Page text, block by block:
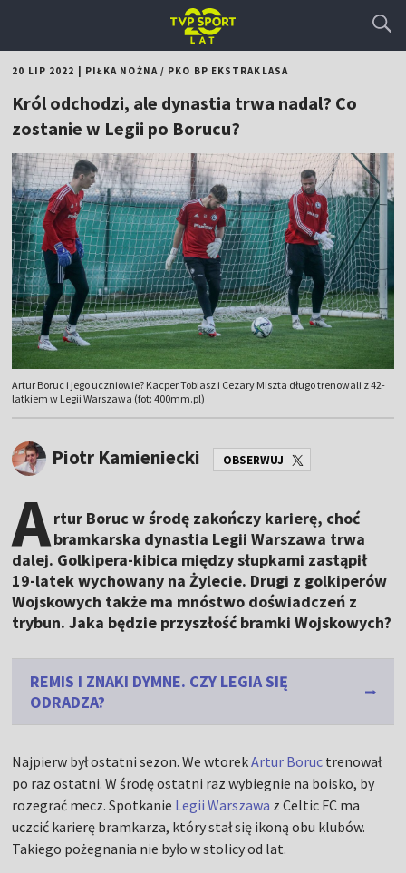
20 LIP 2022 PIŁKA NOŻNA/ PKO BP EKSTRAKLASA
Król odchodzi, ale dynastia trwa nadal? Co
zostanie w Legii po Borucu?
Artur Boruc i jego uczniowie? Kacper Tobiasz i Cezary Miszta długo trenowali z 42-
latkiem w Legii Warszawa (fot: 400mm.pl)
Piotr Kamieniecki OBSERWUJ
Artur Boruc w środę zakończy karierę, choć
bramkarska dynastia Legii Warszawa trwa
dalej. Golkipera-kibica między słupkami zastąpił
19-latek wychowany na Żylecie. Drugi z golkiperów
Wojskowych także ma mnóstwo doświadczeń z
trybun. Jaka będzie przyszłość bramki Wojskowych?
REMIS I ZNAKI DYMNE. CZY LEGIA SIĘ
ODRADZA?
Najpierw był ostatni sezon. We wtorekArtur Boruc trenował
po raz ostatni. W środę ostatni raz wybiegnie na boisko, by
rozegrać mecz. Spotkanie Legii Warszawa z Celtic FC ma
uczcić karierę bramkarza, który stał się ikoną obu klubów.
Takiego pożegnania nie było w stolicy od lat.